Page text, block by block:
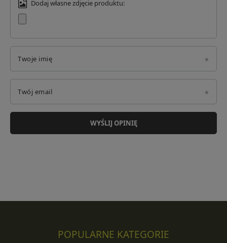
Dodaj własne zdjęcie produktu:
Twoje imię
Twój email
WYŚLIJ OPINIĘ
POPULARNE KATEGORIE